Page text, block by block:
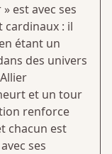
est avec ses
: il
étant un
des univers
et un tour
renforce
chacun est
ses